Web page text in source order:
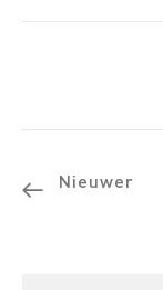
Nieuwer